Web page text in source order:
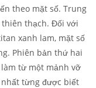
theo mặt số. Trung
thạch. Đối với
xanh lam, mặt số
Phiên bản thứ hai
từ một mảnh vỡ
từng được biết